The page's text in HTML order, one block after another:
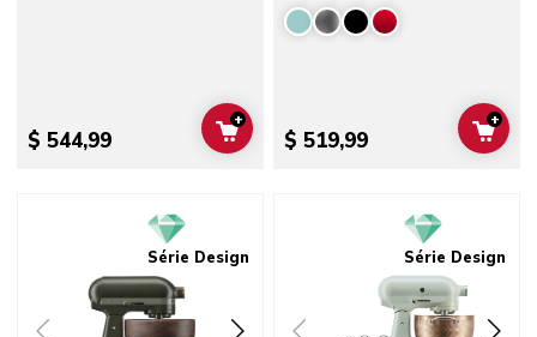
$ 544,99 ADD TO CART
+
$ 519,99 ADD
+
Série Design Série Design